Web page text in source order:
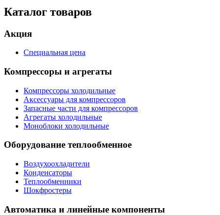
Каталог товаров
Акция
Специальная цена
Компрессоры и агрегаты
Компрессоры холодильные
Аксессуары для компрессоров
Запасные части для компрессоров
Агрегаты холодильные
Моноблоки холодильные
Оборудование теплообменное
Воздухоохладители
Конденсаторы
Теплообменники
Шокфростеры
Автоматика и линейные компоненты